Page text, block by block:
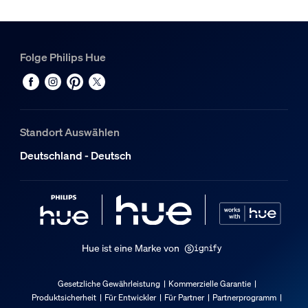
Folge Philips Hue
Standort Auswählen
Deutschland - Deutsch
Hue ist eine Marke von
Gesetzliche Gewährleistung
Kommerzielle Garantie
Produktsicherheit
Für Entwickler Für Partner
Partnerprogramm